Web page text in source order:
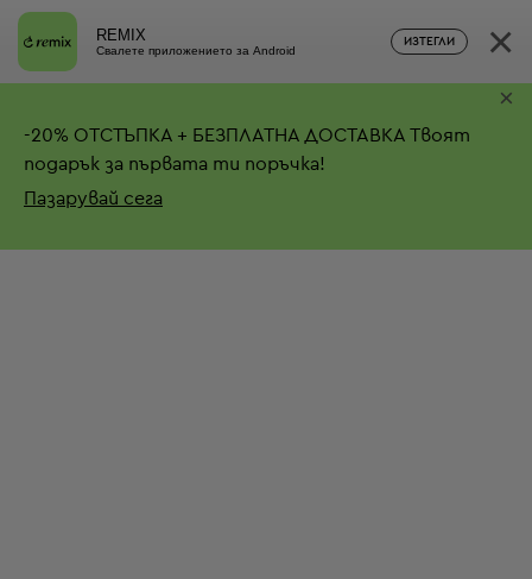
REMIX
Свалете приложението за Android
ИЗТЕГЛИ ×
-20% ОТСТЪПКА + БЕЗПЛАТНА ДОСТАВКА Твоят
подарък за първата ти поръчка!
Пазарувай сега
×